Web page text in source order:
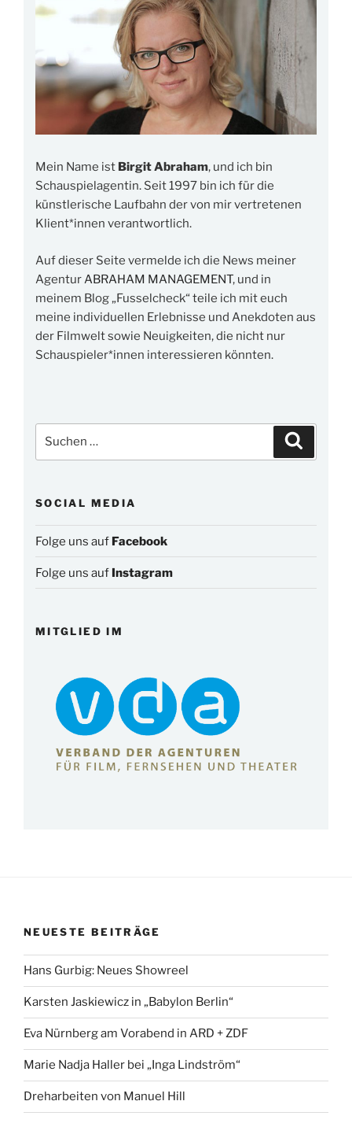
Mein Name ist Birgit Abraham, und ich bin
Schauspielagentin. Seit 1997 bin ich für die
künstlerische Laufbahn der von mir vertretenen
Klient*innen verantwortlich.
Auf dieser Seite vermelde ich die News meiner
AgenturABRAHAM MANAGEMENT, und in
meinem Blog „Fusselcheck“ teile ich mit euch
meine individuellen Erlebnisse und Anekdoten aus
der Filmwelt sowie Neuigkeiten, die nicht nur
Schauspieler*innen interessieren könnten.
nach:
SOCIAL MEDIA
Folge uns auf Facebook
Folge uns auf Instagram
MITGLIED IM
NEUESTE BEITRÄGE
Hans Gurbig: Neues Showreel
Karsten Jaskiewicz in „Babylon Berlin“
Eva Nürnberg am Vorabend in ARD + ZDF
Marie Nadja Haller bei „Inga Lindström“
Dreharbeiten von Manuel Hill